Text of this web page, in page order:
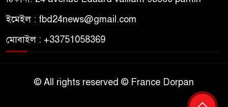
ইমেইল : fbd24news@gmail.com
মোবাইল : +33751058369
© All rights reserved © France Dorpan